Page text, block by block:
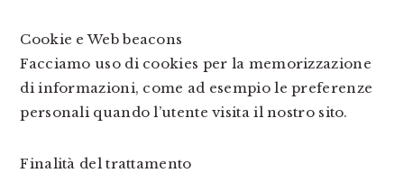
Cookie e Web beacons
Facciamo uso di cookies per la memorizzazione
di informazioni, come ad esempio le preferenze
personali quando l’utente visita il nostro sito.
Finalità del trattamento